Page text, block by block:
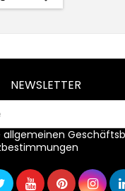
NEWSLETTER
allgemeinen